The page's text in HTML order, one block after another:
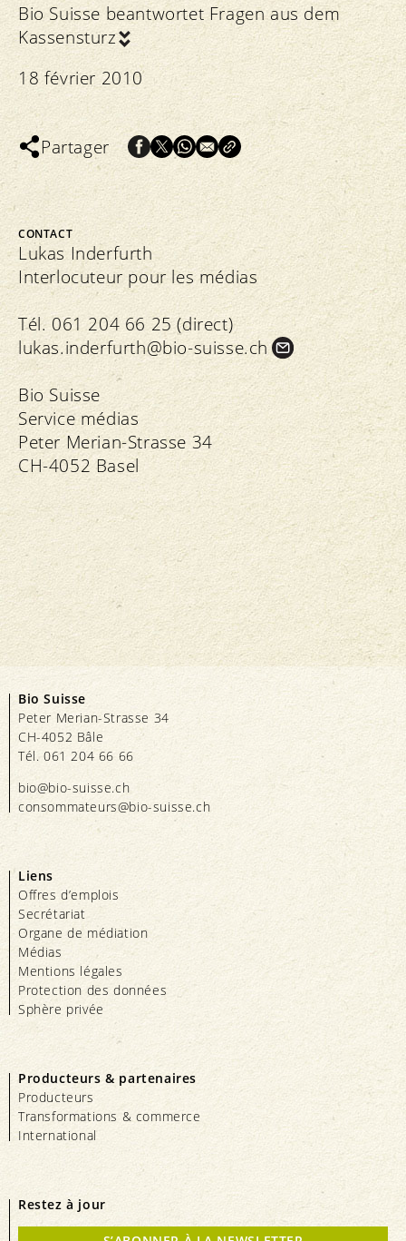
Bio Suisse beantwortet Fragen aus dem
Kassensturz
18 février 2010
Partager
CONTACT
Lukas Inderfurth
Interlocuteur pour les médias
Tél. 061 204 66 25 (direct)
lukas.inderfurth@bio-suisse.ch
Bio Suisse
Service médias
Peter Merian-Strasse 34
CH-4052 Basel
Bio Suisse
Peter Merian-Strasse 34
CH-4052 Bâle
Tél. 061 204 66 66
bio@bio-suisse.ch
consommateurs@bio-suisse.ch
Liens
Offres d’emplois
Secrétariat
Organe de médiation
Médias
Mentions légales
Protection des données
Sphère privée
Producteurs & partenaires
Producteurs
Transformations & commerce
International
Restez à jour